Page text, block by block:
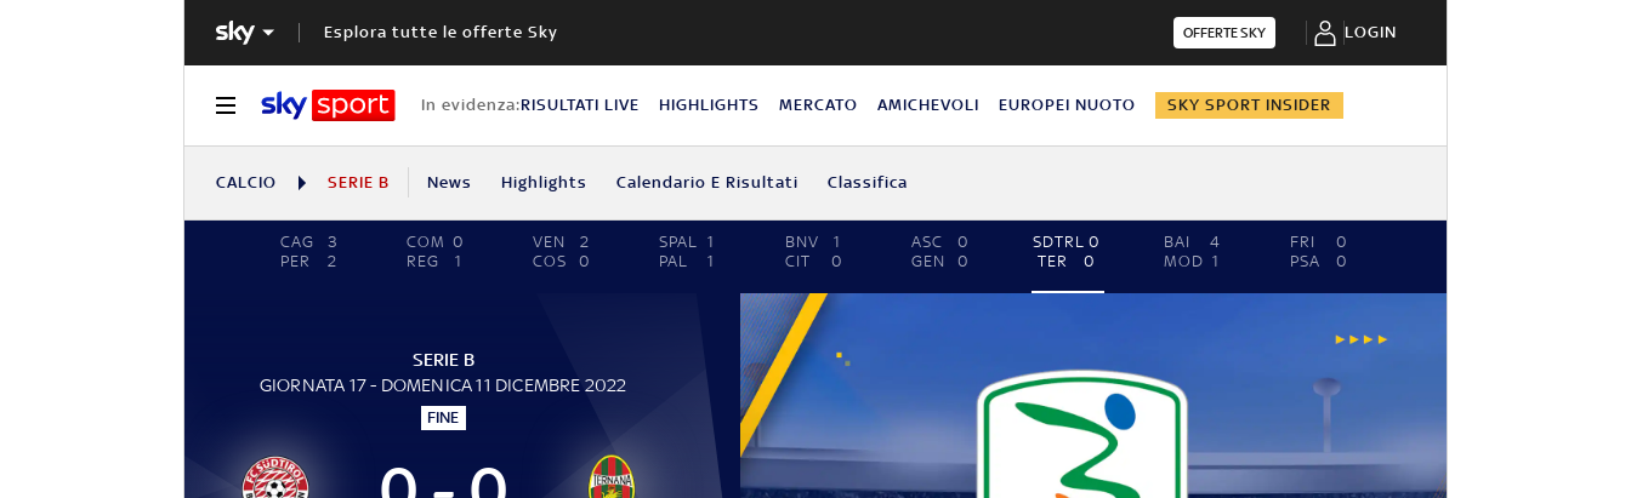
Esplora tutte le offerte Sky OFFERTE SKY LOGIN
In evidenza:RISULTATI LIVE HIGHLIGHTS MERCATO AMICHEVOLI EUROPEI NUOTO SKY SPORT INSIDER
CALCIO SERIE B News Highlights Calendario E Risultati Classifica
CAG
3
PER
2
COM 0
REG
1
VEN
2
COS
0
SPAL
1
PAL
1
BNV
1
CIT
0
ASC
0
GEN
0
SDTRL 0
TER
0
BAI
4
MOD 1
FRI
0
PSA
0
SERIE B
GIORNATA 17 - DOMENICA 11 DICEMBRE 2022
FINE